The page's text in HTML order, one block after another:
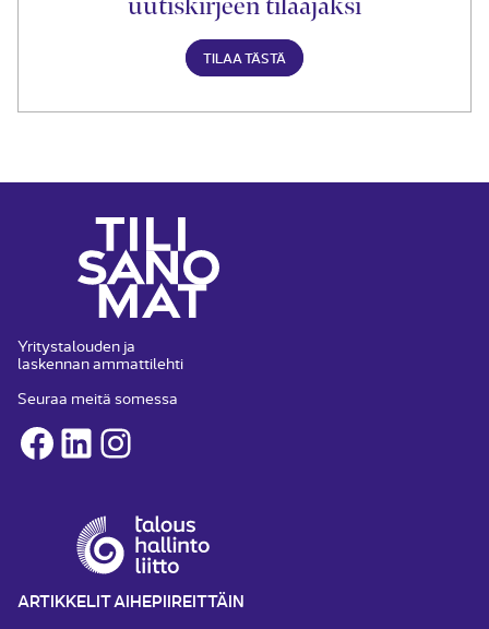
TILAA TÄSTÄ
Yritystalouden ja
laskennan ammattilehti
Seuraa meitä somessa
Facebook
LinkedInInstagram
ARTIKKELIT AIHEPIIREITTÄIN